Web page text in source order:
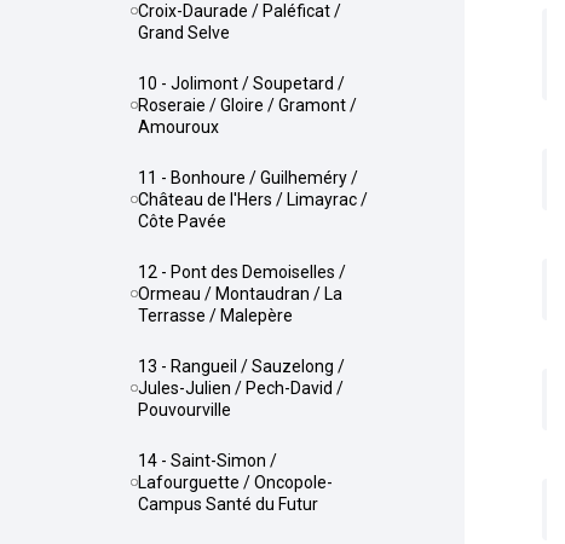
Croix-Daurade / Paléficat /
Grand Selve
10 - Jolimont / Soupetard /
Roseraie / Gloire / Gramont /
Amouroux
11 - Bonhoure / Guilheméry /
Château de l'Hers / Limayrac /
Côte Pavée
12 - Pont des Demoiselles /
Ormeau / Montaudran / La
Terrasse / Malepère
13 - Rangueil / Sauzelong /
Jules-Julien / Pech-David /
Pouvourville
14 - Saint-Simon /
Lafourguette / Oncopole-
Campus Santé du Futur